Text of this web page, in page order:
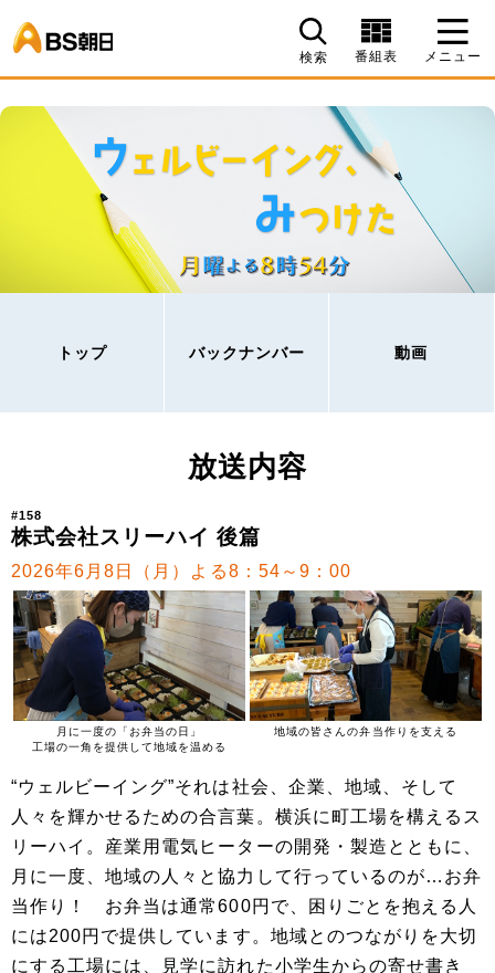
検索 番組表 メニュー
トップ バックナンバー 動画
放送内容
#158
株式会社スリーハイ 後篇
2026年6月8日（月）よる8：54～9：00
月に一度の「お弁当の日」
工場の一角を提供して地域を温める
地域の皆さんの弁当作りを支える
“ウェルビーイング”それは社会、企業、地域、そして
人々を輝かせるための合言葉。横浜に町工場を構えるス
リーハイ。産業用電気ヒーターの開発・製造とともに、
月に一度、地域の人々と協力して行っているのが…お弁
当作り！ お弁当は通常600円で、困りごとを抱える人
には200円で提供しています。地域とのつながりを大切
にする工場には、見学に訪れた小学生からの寄せ書き